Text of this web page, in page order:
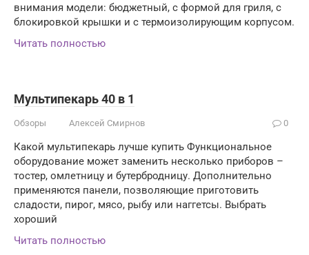
внимания модели: бюджетный, с формой для гриля, с
блокировкой крышки и с термоизолирующим корпусом.
Читать полностью
Мультипекарь 40 в 1
Обзоры Алексей Смирнов 0
Какой мультипекарь лучше купить Функциональное
оборудование может заменить несколько приборов –
тостер, омлетницу и бутербродницу. Дополнительно
применяются панели, позволяющие приготовить
сладости, пирог, мясо, рыбу или наггетсы. Выбрать
хороший
Читать полностью